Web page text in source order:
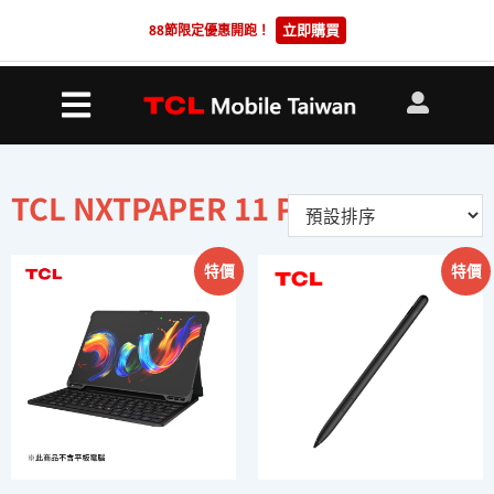
88節限定優惠開跑！ 立即購買
TCL NXTPAPER 11 Plus
特價 特價